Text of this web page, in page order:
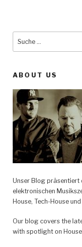
ABOUT US
Unser Blog präsentiert
elektronischen
House, Tech-House
Our blog covers the
with spotlight on